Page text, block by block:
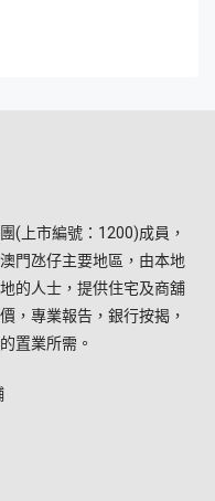
(上市編號：1200)成員，
門氹仔主要地區，由本地
的人士，提供住宅及商舖
，專業報告，銀行按揭，
置業所需。